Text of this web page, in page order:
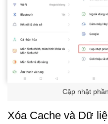
Cập nhật
Xóa Cache và Dữ